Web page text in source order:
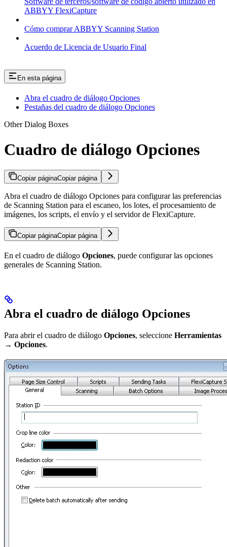
ABBYY FlexiCapture
Cómo comprar ABBYY Scanning Station
Acuerdo de Licencia de Usuario Final
En esta página
Abra el cuadro de diálogo Opciones
Pestañas del cuadro de diálogo Opciones
Other Dialog Boxes
Cuadro de diálogo Opciones
Copiar páginaCopiar página
Abra el cuadro de diálogo Opciones para configurar las preferencias
de Scanning Station para el escaneo, los lotes, el procesamiento de
imágenes, los scripts, el envío y el servidor de FlexiCapture.
Copiar páginaCopiar página
En el cuadro de diálogo Opciones, puede configurar las opciones
generales de Scanning Station.
Abra el cuadro de diálogo Opciones
Para abrir el cuadro de diálogo Opciones, seleccione Herramientas
→ Opciones.